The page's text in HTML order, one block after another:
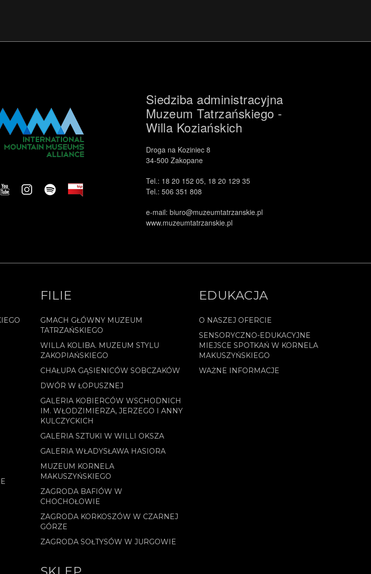
Siedziba administracyjna
Muzeum Tatrzańskiego -
Willa Koziańskich
Droga na Koziniec 8
34-500 Zakopane
Tel.: 18 20 152 05, 18 20 129 35
Tel.: 506 351 808
e-mail: biuro@muzeumtatrzanskie.pl
www.muzeumtatrzanskie.pl
FILIE
GMACH GŁÓWNY MUZEUM
TATRZAŃSKIEGO
WILLA KOLIBA. MUZEUM STYLU
ZAKOPIAŃSKIEGO
CHAŁUPA GĄSIENICÓW SOBCZAKÓW
DWÓR W ŁOPUSZNEJ
GALERIA KOBIERCÓW WSCHODNICH
IM. WŁODZIMIERZA, JERZEGO I ANNY
KULCZYCKICH
GALERIA SZTUKI W WILLI OKSZA
GALERIA WŁADYSŁAWA HASIORA
MUZEUM KORNELA
MAKUSZYŃSKIEGO
ZAGRODA BAFIÓW W
CHOCHOŁOWIE
ZAGRODA KORKOSZÓW W CZARNEJ
GÓRZE
ZAGRODA SOŁTYSÓW W JURGOWIE
EDUKACJA
O NASZEJ OFERCIE
SENSORYCZNO-EDUKACYJNE
MIEJSCE SPOTKAŃ W KORNELA
MAKUSZYŃSKIEGO
WAŻNE INFORMACJE